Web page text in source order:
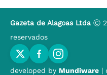
Gazeta de Alagoas Ltda Ⓒ
reservados
developed by Mundiware |